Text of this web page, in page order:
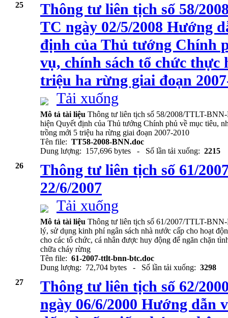
25
Thông tư liên tịch số 58/
TC ngày 02/5/2008 Hướng
định của Thủ tướng Chính
vụ, chính sách tổ chức
triệu ha rừng giai đoạn
Tải xuống
Mô tả tài liệu Thông tư liên tịch số 58/2008/TTLT-
hiện Quyết định của Thủ tướng Chính phủ về mục tiêu,
trồng mới 5 triệu ha rừng giai đoạn 2007-2010
Tên file: TT58-2008-BNN.doc
Dung lượng: 157,696 bytes - Số lần tải xuống: 2215
26
Thông tư liên tịch số 61/
22/6/2007
Tải xuống
Mô tả tài liệu Thông tư liên tịch số 61/2007/TTLT-
lý, sử dụng kinh phí ngân sách nhà nước cấp cho hoạt
cho các tổ chức, cá nhân được huy động để ngăn chặn
chữa cháy rừng
Tên file: 61-2007-ttlt-bnn-btc.doc
Dung lượng: 72,704 bytes - Số lần tải xuống: 3298
27
Thông tư liên tịch số 62/
ngày 06/6/2000 Hướng dẫn